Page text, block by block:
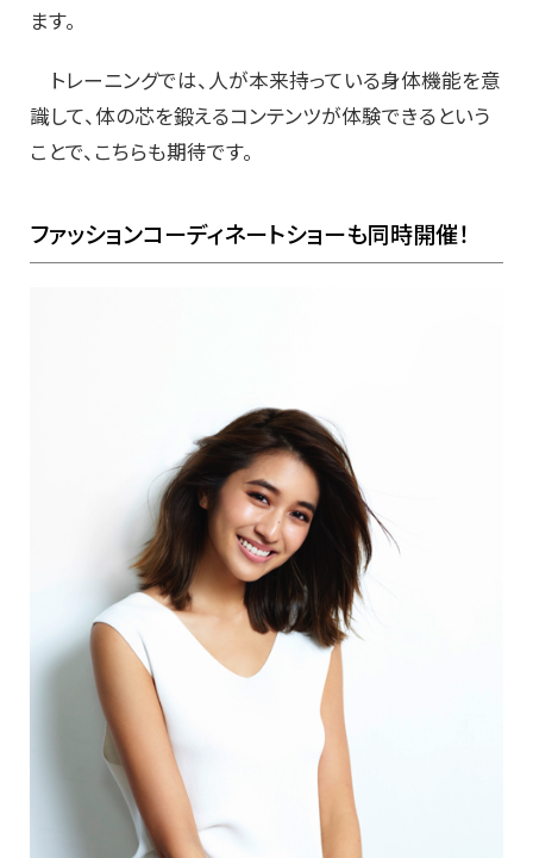
ます。
トレーニングでは、人が本来持っている身体機能を意
識して、体の芯を鍛えるコンテンツが体験できるという
ことで、こちらも期待です。
ファッションコーディネートショーも同時開催！